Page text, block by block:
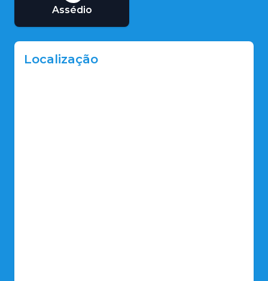
Assédio
Localização